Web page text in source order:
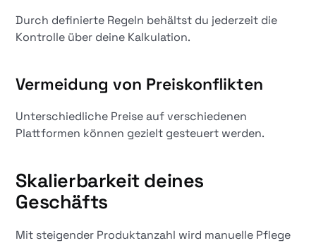
Durch definierte Regeln behältst du jederzeit die
Kontrolle über deine Kalkulation.
Vermeidung von Preiskonflikten
Unterschiedliche Preise auf verschiedenen
Plattformen können gezielt gesteuert werden.
Skalierbarkeit deines
Geschäfts
Mit steigender Produktanzahl wird manuelle Pflege